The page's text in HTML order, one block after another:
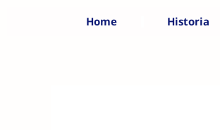
Home Historia